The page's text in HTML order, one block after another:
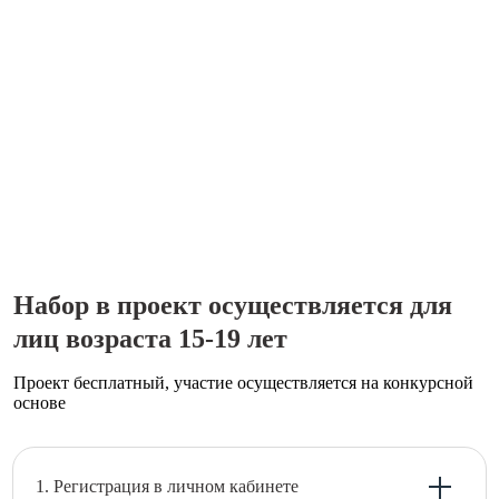
Набор в проект осуществляется для
лиц возраста 15-19 лет
Проект бесплатный, участие осуществляется на конкурсной
основе
1. Регистрация в личном кабинете